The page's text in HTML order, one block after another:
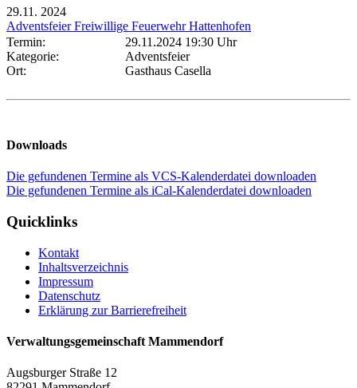
29.11. 2024
Adventsfeier Freiwillige Feuerwehr Hattenhofen
Termin:
29.11.2024 19:30 Uhr
Kategorie:
Adventsfeier
Ort:
Gasthaus Casella
Downloads
Die gefundenen Termine als VCS-Kalenderdatei downloaden
Die gefundenen Termine als iCal-Kalenderdatei downloaden
Quicklinks
Kontakt
Inhaltsverzeichnis
Impressum
Datenschutz
Erklärung zur Barrierefreiheit
Verwaltungsgemeinschaft Mammendorf
Augsburger Straße 12